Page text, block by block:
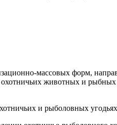
массовых форм,
охотничьих животных и рыбных
и рыболовных